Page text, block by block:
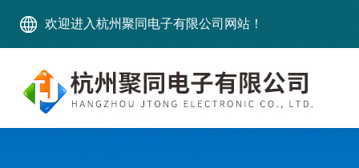
欢迎进入杭州聚同电子有限公司网站！